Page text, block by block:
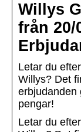
Willys
från 20/
Letar du
Willys? Det
erbjudanden
pengar!
Letar du